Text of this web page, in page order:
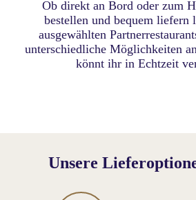
Ob direkt an Bord oder zum
bestellen und bequem liefern
ausgewählten
unterschiedliche Möglichkeiten
könnt ihr in Echtzeit
Unsere